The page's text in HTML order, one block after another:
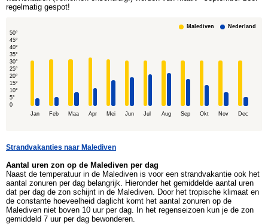
regelmatig gespot!
50°
45°
40°
35°
30°
25°
20°
15°
10°
5°
0
Jan
Feb Maa Apr Mei Jun Jul Aug Sep Okt Nov Dec
Malediven Nederland
Strandvakanties naar Malediven
Aantal uren zon op de Malediven per dag
Naast de temperatuur in de Malediven is voor een strandvakantie ook het
aantal zonuren per dag belangrijk. Hieronder het gemiddelde aantal uren
dat per dag de zon schijnt in de Malediven. Door het tropische klimaat en
de constante hoeveelheid daglicht komt het aantal zonuren op de
Malediven niet boven 10 uur per dag. In het regenseizoen kun je de zon
gemiddeld 7 uur per dag bewonderen.